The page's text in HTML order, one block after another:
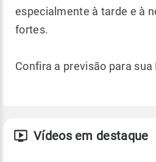
especialmente à tarde e à
fortes.
Confira a previsão para sua
Vídeos em destaque